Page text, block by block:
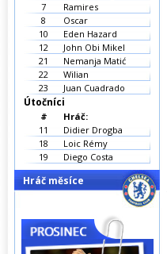
7
Ramires
8
Oscar
10
Eden Hazard
12
John Obi Mikel
21
Nemanja Matić
22
Wilian
23
Juan Cuadrado
Útočníci
#
Hráč:
11
Didier Drogba
18
Loic Rémy
19
Diego Costa
Hráč měsíce